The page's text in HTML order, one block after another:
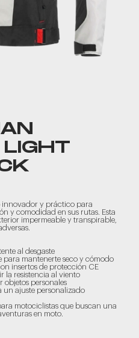
innovador y práctico para
y comodidad en sus rutas. Esta
impermeable y transpirable,
al desgaste
mantenerte seco y cómodo
insertos de protección CE
la resistencia al viento
objetos personales
un ajuste personalizado
motociclistas que buscan una
en moto.